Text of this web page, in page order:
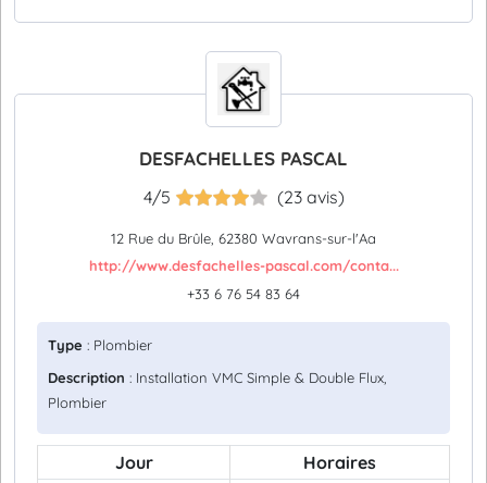
DESFACHELLES PASCAL
4/5 (23 avis)
12 Rue du Brûle, 62380 Wavrans-sur-l'Aa
http://www.desfachelles-pascal.com/conta...
+33 6 76 54 83 64
Type : Plombier
Description : Installation VMC Simple & Double Flux,
Plombier
Jour
Horaires